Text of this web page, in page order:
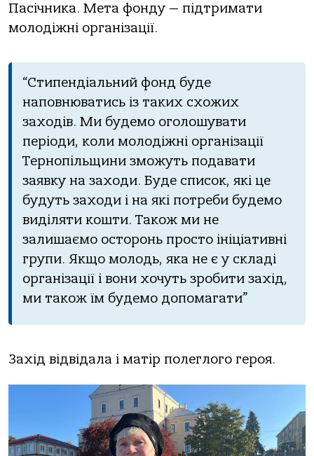
Пасічника. Мета фонду — підтримати
молодіжні організації.
“Стипендіальний фонд буде
наповнюватись із таких схожих
заходів. Ми будемо оголошувати
періоди, коли молодіжні організації
Тернопільщини зможуть подавати
заявку на заходи. Буде список, які це
будуть заходи і на які потреби будемо
виділяти кошти. Також ми не
залишаємо осторонь просто ініціативні
групи. Якщо молодь, яка не є у складі
організації і вони хочуть зробити захід,
ми також їм будемо допомагати”
Захід відвідала і матір полеглого героя.